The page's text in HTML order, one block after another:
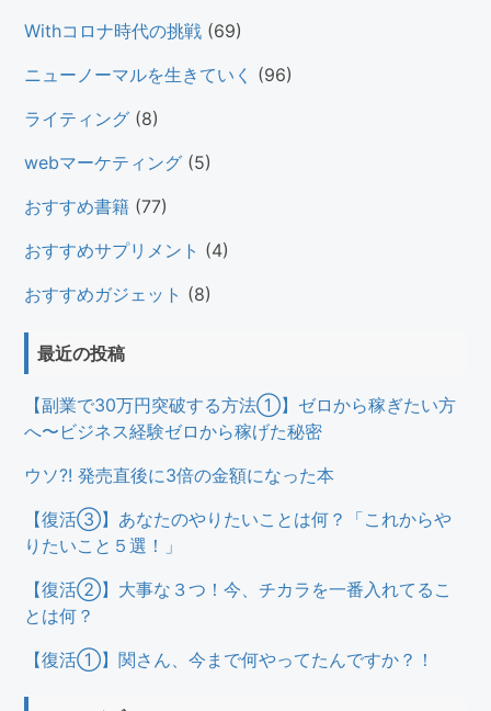
Withコロナ時代の挑戦 (69)
ニューノーマルを生きていく (96)
ライティング (8)
webマーケティング (5)
おすすめ書籍 (77)
おすすめサプリメント (4)
おすすめガジェット (8)
最近の投稿
【副業で30万円突破する方法①】ゼロから稼ぎたい方
へ〜ビジネス経験ゼロから稼げた秘密
ウソ?! 発売直後に3倍の金額になった本
【復活③】あなたのやりたいことは何？「これからや
りたいこと５選！」
【復活②】大事な３つ！今、チカラを一番入れてるこ
とは何？
【復活①】関さん、今まで何やってたんですか？！